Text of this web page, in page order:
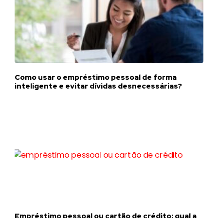
Como usar o empréstimo pessoal de forma
inteligente e evitar dívidas desnecessárias?